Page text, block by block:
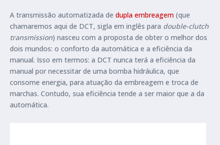
A transmissão automatizada de dupla embreagem (que
chamaremos aqui de DCT, sigla em inglês para double-clutch
transmission) nasceu com a proposta de obter o melhor dos
dois mundos: o conforto da automática e a eficiência da
manual. Isso em termos: a DCT nunca terá a eficiência da
manual por necessitar de uma bomba hidráulica, que
consome energia, para atuação da embreagem e troca de
marchas. Contudo, sua eficiência tende a ser maior que a da
automática.